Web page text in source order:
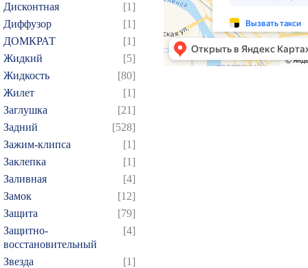
Дисконтная
[1]
Диффузор
[1]
ДОМКРАТ
[1]
Жидкий
[5]
Жидкость
[80]
Жилет
[1]
Заглушка
[21]
Задний
[528]
Зажим-клипса
[1]
Заклепка
[1]
Заливная
[4]
Замок
[12]
Защита
[79]
Защитно-
восстановительный
[4]
Звезда
[1]